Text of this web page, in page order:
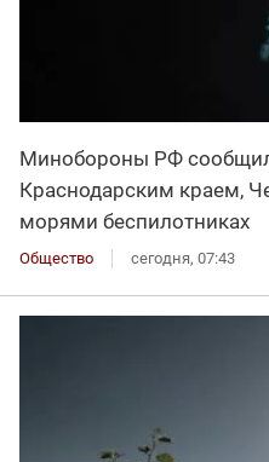
Минобороны РФ
Краснодарским краем,
морями беспилотниках
Общество сегодня, 07:43